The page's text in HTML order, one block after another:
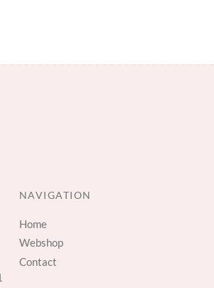
NAVIGATION
Home
Webshop
Contact